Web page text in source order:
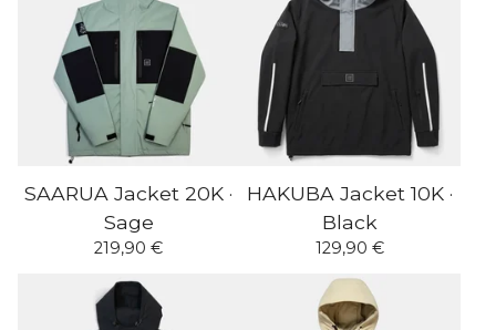
SAARUA Jacket 20K ·
Sage
219,90 €
HAKUBA Jacket 10K ·
Black
129,90 €